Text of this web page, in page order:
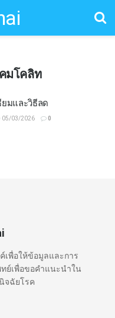
มโคลิท
ยมและวิธีลด
05/03/2026 0
เพื่อให้ข้อมูลและการ
ย์เพื่อขอคำแนะนำใน
จฉัยโรค